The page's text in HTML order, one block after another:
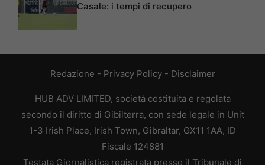
Casale: i tempi di recupero
Redazione - Privacy Policy- Disclaimer
HUB ADV LIMITED, società costituita e regolata
secondo il diritto di Gibilterra, con sede legale in Unit
1-3 Irish Place, Irish Town, Gibraltar, GX11 1AA, ID
Fiscale 124881
Testata Giornalistica registrata presso il Tribunale di